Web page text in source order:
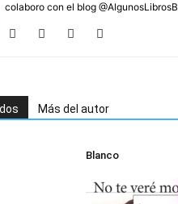
colaboro con el blog @AlgunosLibrosB
Más del autor
Blanco